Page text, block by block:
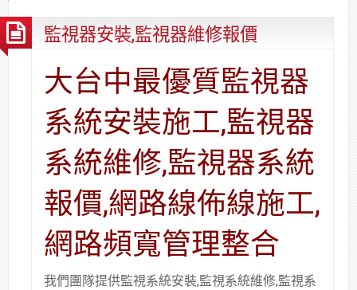
價
解
決
方
案
監視器安裝,監視器維修報價
大台中最優質監視器
系統安裝施工,監視器
系統維修,監視器系統
報價,網路線佈線施工,
網路頻寬管理整合
我們團隊提供監視系統安裝,監視系統維修,監視系